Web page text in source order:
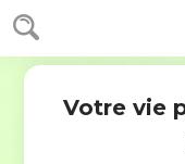
Votre vie